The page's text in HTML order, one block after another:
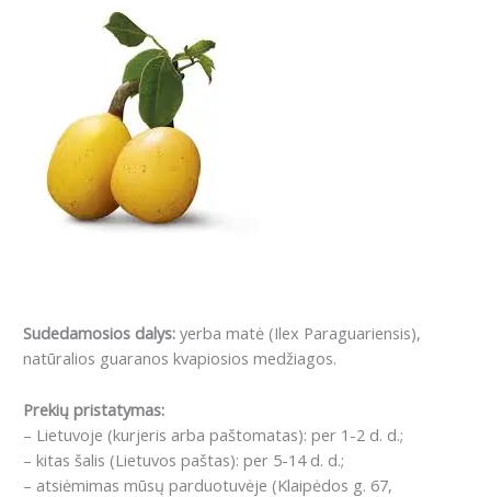
Sudedamosios dalys: yerba matė (Ilex Paraguariensis),
natūralios guaranos kvapiosios medžiagos.
Prekių pristatymas:
– Lietuvoje (kurjeris arba paštomatas): per 1-2 d. d.;
– kitas šalis (Lietuvos paštas): per 5-14 d. d.;
– atsiėmimas mūsų parduotuvėje (Klaipėdos g. 67,